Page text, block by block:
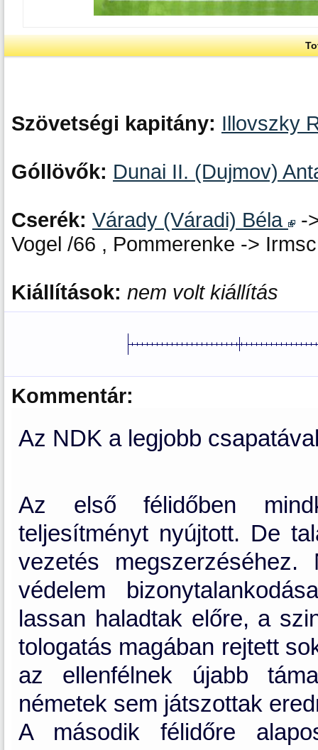
Szövetségi kapitány: Illovszky
Góllövők: Dunai II. (Dujmov)
Cserék: Várady (Váradi) Béla
-
Vogel /66 , Pommerenke ->
Kiállítások: nem volt kiállítás
Kommentár:
Az NDK a legjobb
Az első félidőben
teljesítményt nyújtott. De
vezetés
védelem
lassan haladtak előre, a
tologatás magában rejtett
az ellenfélnek újabb
németek sem játszottak
A második félidőre